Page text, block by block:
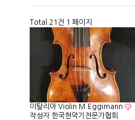
Total 21건 1 페이지
이탈리아 Violin M.Eggimann
작성자 한국현악기전문가협회